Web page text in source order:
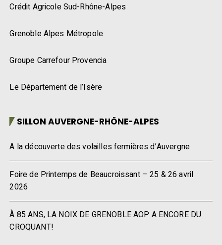
Crédit Agricole Sud-Rhône-Alpes
Grenoble Alpes Métropole
Groupe Carrefour Provencia
Le Département de l’Isère
SILLON AUVERGNE-RHÔNE-ALPES
A la découverte des volailles fermières d’Auvergne
Foire de Printemps de Beaucroissant – 25 & 26 avril
2026
À 85 ANS, LA NOIX DE GRENOBLE AOP A ENCORE DU
CROQUANT!